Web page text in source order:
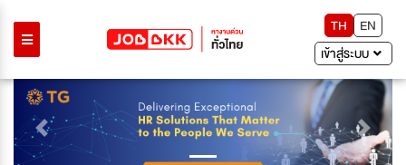
TH
EN
เข้าสู่ระบบ
Previous Next